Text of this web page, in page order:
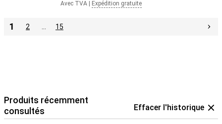
Avec TVA Expédition gratuite
1 2 15
Produits récemment
consultés
Effacer l'historique